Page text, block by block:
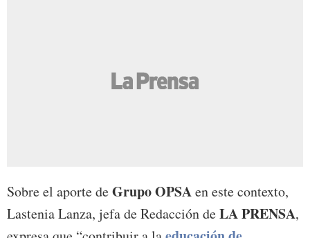
Sobre el aporte deGrupo OPSAen este contexto,
Lastenia Lanza, jefa de Redacción deLA PRENSA,